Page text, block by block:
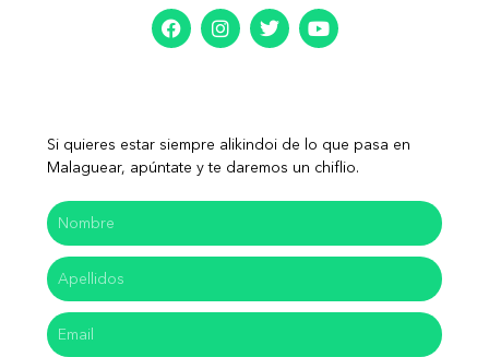
Si quieres estar siempre alikindoi de lo que pasa en
Malaguear, apúntate y te daremos un chiflio.